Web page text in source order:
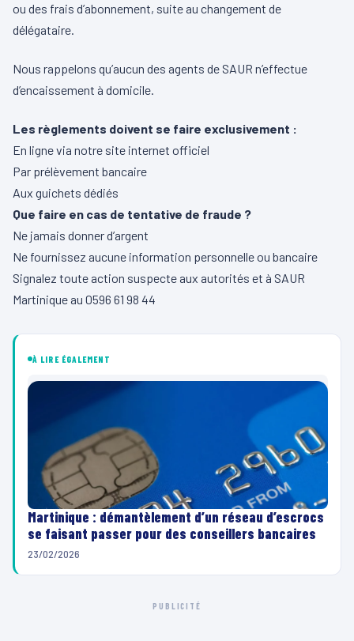
ou des frais d’abonnement, suite au changement de
délégataire.
Nous rappelons qu’aucun des agents de SAUR n’effectue
d’encaissement à domicile.
Les règlements doivent se faire exclusivement :
En ligne via notre site internet officiel
Par prélèvement bancaire
Aux guichets dédiés
Que faire en cas de tentative de fraude ?
Ne jamais donner d’argent
Ne fournissez aucune information personnelle ou bancaire
Signalez toute action suspecte aux autorités et à SAUR
Martinique au 0596 61 98 44
À LIRE ÉGALEMENT
Martinique : démantèlement d’un réseau d’escrocs
se faisant passer pour des conseillers bancaires
23/02/2026
PUBLICITÉ